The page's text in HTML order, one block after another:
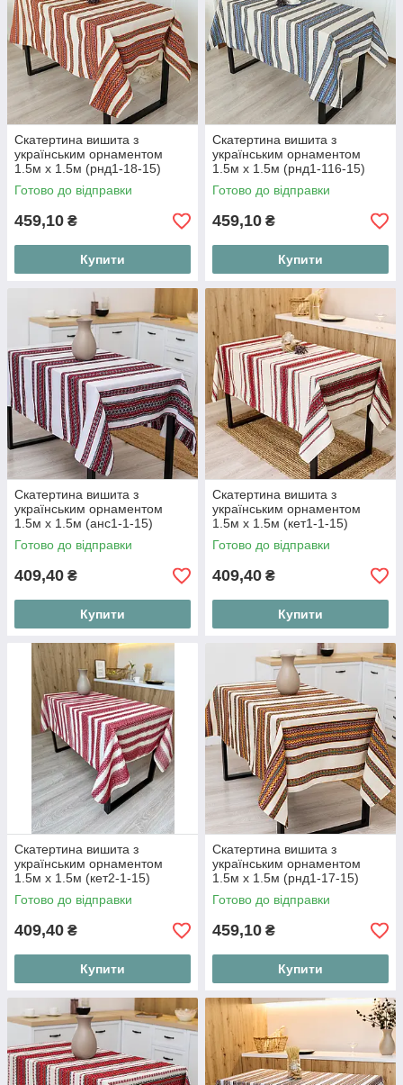
Скатертина вишита з
українським орнаментом
1.5м х 1.5м (рнд1-18-15)
Готово до відправки
459,10 ₴
Купити
Скатертина вишита з
українським орнаментом
1.5м х 1.5м (рнд1-116-15)
Готово до відправки
459,10 ₴
Купити
Скатертина вишита з
українським орнаментом
1.5м х 1.5м (анс1-1-15)
Готово до відправки
409,40 ₴
Купити
Скатертина вишита з
українським орнаментом
1.5м х 1.5м (кет1-1-15)
Готово до відправки
409,40 ₴
Купити
Скатертина вишита з
українським орнаментом
1.5м х 1.5м (кет2-1-15)
Готово до відправки
409,40 ₴
Купити
Скатертина вишита з
українським орнаментом
1.5м х 1.5м (рнд1-17-15)
Готово до відправки
459,10 ₴
Купити